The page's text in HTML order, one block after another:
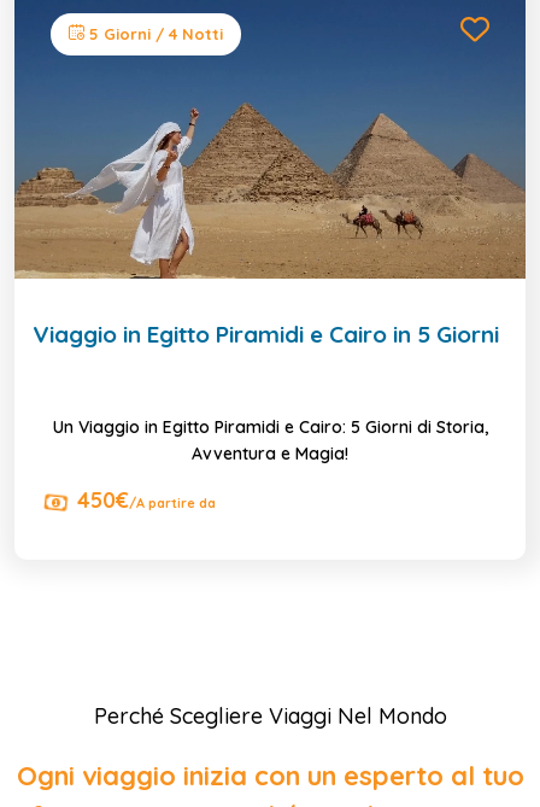
5 Giorni / 4 Notti
Viaggio in Egitto Piramidi e Cairo in 5 Giorni
Un Viaggio in Egitto Piramidi e Cairo: 5 Giorni di Storia,
Avventura e Magia!
450€/A partire da
Perché Scegliere Viaggi Nel Mondo
Ogni viaggio inizia con un esperto al tuo